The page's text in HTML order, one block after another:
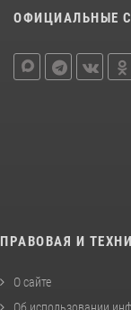
ОФИЦИАЛЬНЫЕ
ПРАВОВАЯ И
О сайте
Об использовании